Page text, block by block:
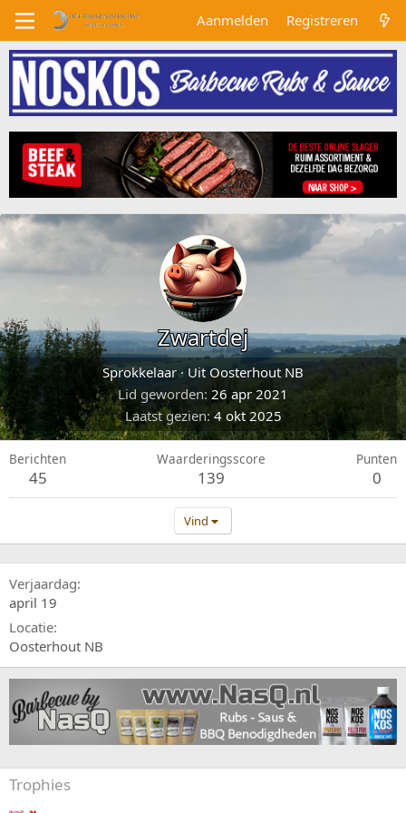
Aanmelden Registreren
Zwartdej
Sprokkelaar · Uit Oosterhout NB
Lid geworden 26 apr 2021
Laatst gezien 4 okt 2025
Berichten
45
Waarderingsscore
139
Punten
0
Vind
Verjaardag
april 19
Locatie
Oosterhout NB
Trophies